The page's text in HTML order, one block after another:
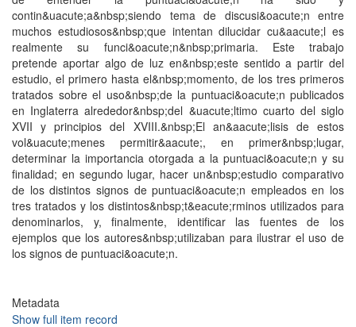
contin&uacute;a&nbsp;siendo tema de discusi&oacute;n entre
muchos estudiosos&nbsp;que intentan dilucidar cu&aacute;l es
realmente su funci&oacute;n&nbsp;primaria. Este trabajo
pretende aportar algo de luz en&nbsp;este sentido a partir del
estudio, el primero hasta el&nbsp;momento, de los tres primeros
tratados sobre el uso&nbsp;de la puntuaci&oacute;n publicados
en Inglaterra alrededor&nbsp;del &uacute;ltimo cuarto del siglo
XVII y principios del XVIII.&nbsp;El an&aacute;lisis de estos
vol&uacute;menes permitir&aacute;, en primer&nbsp;lugar,
determinar la importancia otorgada a la puntuaci&oacute;n y su
finalidad; en segundo lugar, hacer un&nbsp;estudio comparativo
de los distintos signos de puntuaci&oacute;n empleados en los
tres tratados y los distintos&nbsp;t&eacute;rminos utilizados para
denominarlos, y, finalmente, identificar las fuentes de los
ejemplos que los autores&nbsp;utilizaban para ilustrar el uso de
los signos de puntuaci&oacute;n.
Metadata
Show full item record